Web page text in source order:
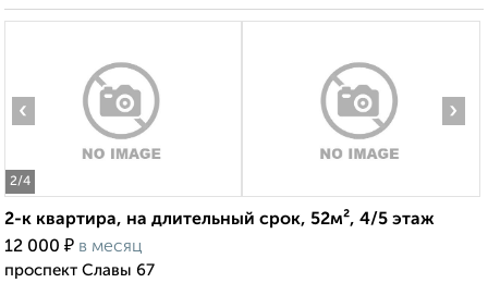
2/4
‹ ›
2-к квартира, на длительный срок, 52м², 4/5 этаж
12 000 ₽ в месяц
проспект Славы 67